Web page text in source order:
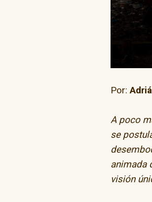
Por:
A poco
se
animada
visión